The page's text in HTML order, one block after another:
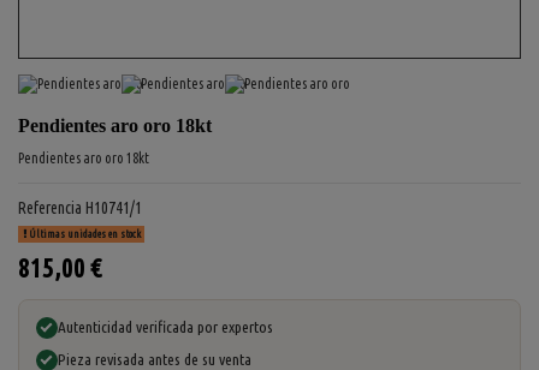
Pendientes aro oro 18kt
Pendientes aro oro 18kt
Referencia H10741/1
Últimas unidades en stock
815,00 €
Autenticidad verificada por expertos
Pieza revisada antes de su venta